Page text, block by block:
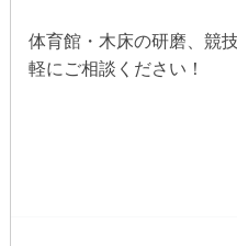
体育館・木床の研磨、競
軽にご相談ください！